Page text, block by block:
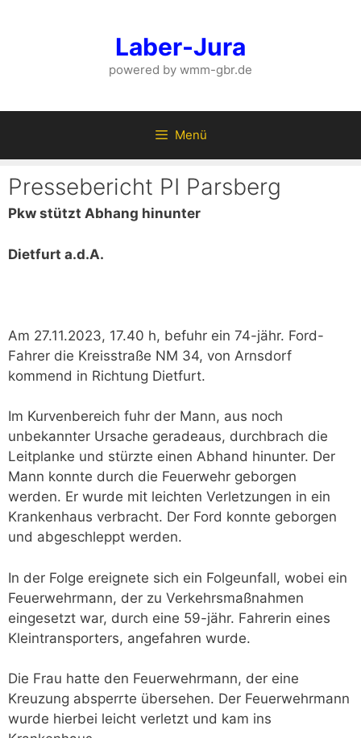
Laber-Jura
powered by wmm-gbr.de
Menü
Pressebericht PI Parsberg
Pkw stützt Abhang hinunter
Dietfurt a.d.A.
Am 27.11.2023, 17.40 h, befuhr ein 74-jähr. Ford-
Fahrer die Kreisstraße NM 34, von Arnsdorf
kommend in Richtung Dietfurt.
Im Kurvenbereich fuhr der Mann, aus noch
unbekannter Ursache geradeaus, durchbrach die
Leitplanke und stürzte einen Abhand hinunter. Der
Mann konnte durch die Feuerwehr geborgen
werden. Er wurde mit leichten Verletzungen in ein
Krankenhaus verbracht. Der Ford konnte geborgen
und abgeschleppt werden.
In der Folge ereignete sich ein Folgeunfall, wobei ein
Feuerwehrmann, der zu Verkehrsmaßnahmen
eingesetzt war, durch eine 59-jähr. Fahrerin eines
Kleintransporters, angefahren wurde.
Die Frau hatte den Feuerwehrmann, der eine
Kreuzung absperrte übersehen. Der Feuerwehrmann
wurde hierbei leicht verletzt und kam ins